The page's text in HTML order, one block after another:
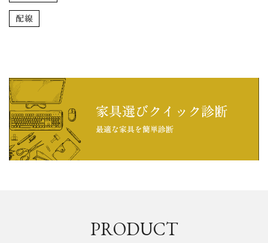
配線
PRODUCT